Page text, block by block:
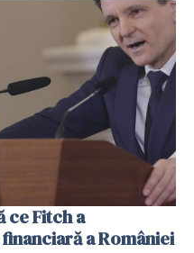
ce Fitch a
a României